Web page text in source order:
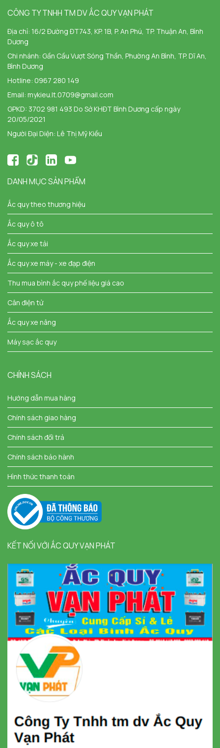
CÔNG TY TNHH TM DV ẮC QUY VẠN PHÁT
Địa chỉ: 16/2 Đường ĐT743, KP. 1B, P. An Phú, TP. Thuận An, Bình
Dương
Chi nhánh: Gần Cầu Vượt Sóng Thần, Phường An Bình, TP. Dĩ An,
Bình Dương
Hotline: 0967 280 149
Email: mykieu.lt.0709@gmail.com
GPKD: 3702 981 493 Do Sở KHĐT Bình Dương cấp ngày
20/05/2021
Người Đại Diện: Lê Thị Mỹ Kiều
DANH MỤC SẢN PHẨM
Ắc quy theo thương hiệu
Ắc quy ô tô
Ắc quy xe tải
Ắc quy xe máy - xe đạp điện
Thu mua bình ắc quy phế liệu giá cao
Cân điện tử
Ắc quy xe nâng
Máy sạc ắc quy
CHÍNH SÁCH
Hướng dẫn mua hàng
Chính sách giao hàng
Chính sách đổi trả
Chính sách bảo hành
Hình thức thanh toán
KẾT NỐI VỚI ẮC QUY VẠN PHÁT